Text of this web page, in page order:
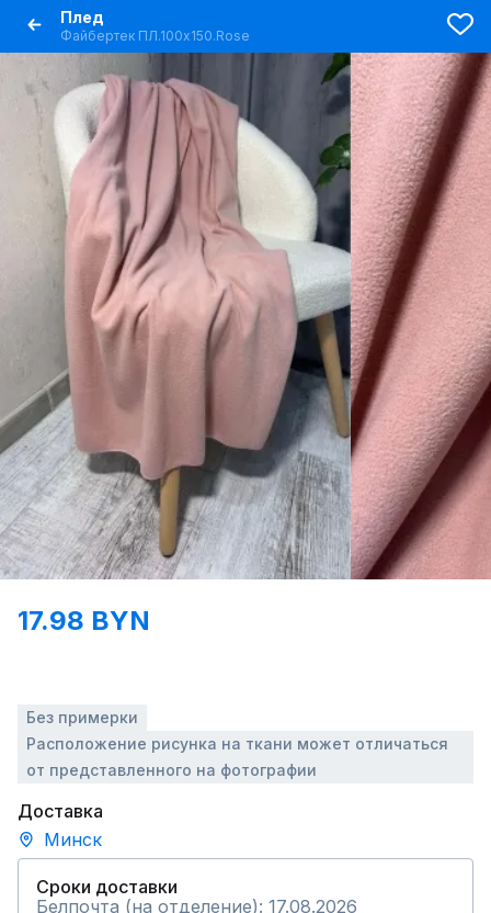
Плед
Файбертек ПЛ.100х150.Rose
17.98 BYN
Без примерки
Расположение рисунка на ткани может отличаться
от представленного на фотографии
Доставка
Минск
Сроки доставки
Белпочта (на отделение): 17.08.2026